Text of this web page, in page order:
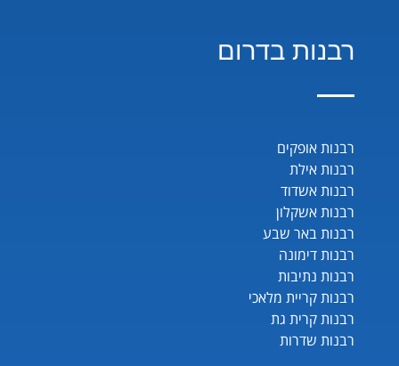
רבנות בדרום
רבנות אופקים
רבנות אילת
רבנות אשדוד
רבנות אשקלון
רבנות באר שבע
רבנות דימונה
רבנות נתיבות
רבנות קריית מלאכי
רבנות קרית גת
רבנות שדרות